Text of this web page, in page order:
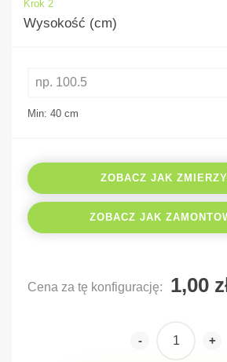
Krok 2
Wysokość (cm)
Min: 40 cm
ZOBACZ JAK
ZOBACZ JAK
Cena za tę konfigurację:
- +